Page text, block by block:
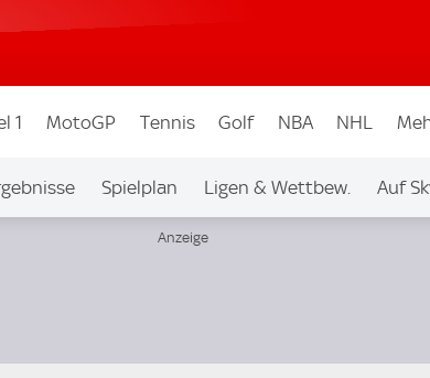
1 MotoGP Tennis Golf NBA NHL
Spielplan Ligen & Wettbew. Auf